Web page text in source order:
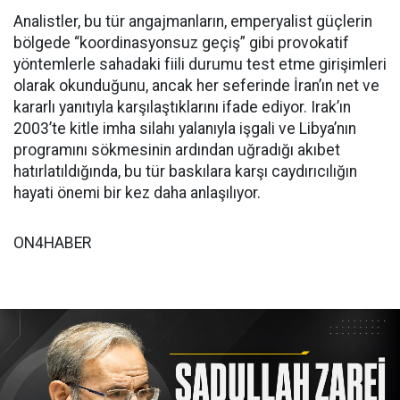
Analistler, bu tür angajmanların, emperyalist güçlerin
bölgede “koordinasyonsuz geçiş” gibi provokatif
yöntemlerle sahadaki fiili durumu test etme girişimleri
olarak okunduğunu, ancak her seferinde İran’ın net ve
kararlı yanıtıyla karşılaştıklarını ifade ediyor. Irak’ın
2003’te kitle imha silahı yalanıyla işgali ve Libya’nın
programını sökmesinin ardından uğradığı akıbet
hatırlatıldığında, bu tür baskılara karşı caydırıcılığın
hayati önemi bir kez daha anlaşılıyor.
ON4HABER